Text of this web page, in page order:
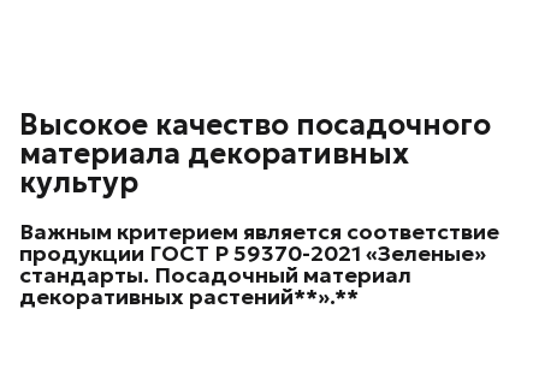
Высокое качество посадочного
материала декоративных
культур
Важным критерием является соответствие
продукции ГОСТ Р 59370-2021 «Зеленые»
стандарты. Посадочный материал
декоративных растений**».**